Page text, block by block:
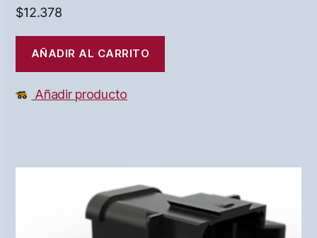
$12.378
AÑADIR AL CARRITO
Añadir producto